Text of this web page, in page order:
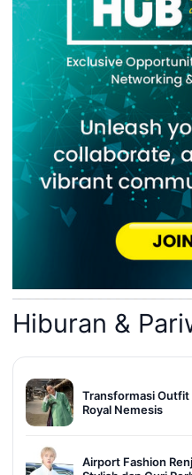
Hiburan &
Transformasi Outfit
Royal Nemesis
Airport Fashion